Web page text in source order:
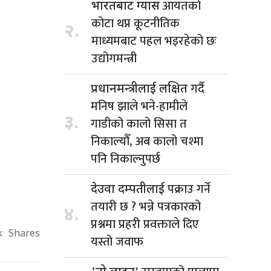
Shares
२.
भारतबाट ग्यासआयतको
कोटा थप्न कूटनीतिक
माध्यमबाट पहल भइरहेको छः
उद्योगमन्त्री
३.
प्रधानमन्त्रीलाई लक्षितगर्दै
मनिष झाले भने-हामीले
गाडीको कालो सिसा त
निकाल्यौँ, अब कालो चश्मा
पनि निकाल्नुपर्छ
४.
देउवा दम्पतीलाईपक्राउ गर्ने
तयारी छ ? भन्ने पत्रकारको
प्रश्नमा प्रहरी प्रवक्ताले दिए
यस्तो जवाफ